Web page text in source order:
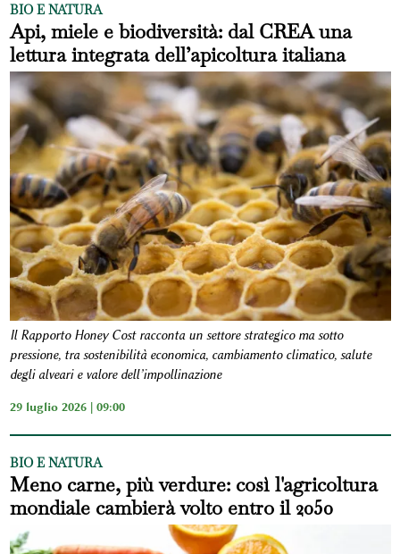
BIO E NATURA
Api, miele e biodiversità: dal CREA una
lettura integrata dell’apicoltura italiana
Il Rapporto Honey Cost racconta un settore strategico ma sotto
pressione, tra sostenibilità economica, cambiamento climatico, salute
degli alveari e valore dell’impollinazione
29 luglio 2026 | 09:00
BIO E NATURA
Meno carne, più verdure: così l'agricoltura
mondiale cambierà volto entro il 2050